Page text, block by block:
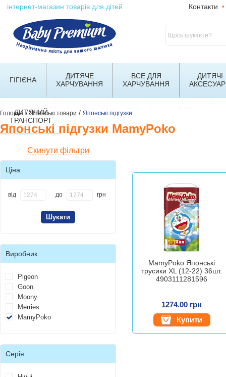
інтернет-магазин товарів для дітей Контакти •
ГІГІЄНА
ДИТЯЧЕ
ХАРЧУВАННЯ
ВСЕ ДЛЯ
ХАРЧУВАННЯ
ДИТЯЧІ
ДИТЯЧИЙ
ТРАНСПОРТ
Головна/Японські товари / Японські підгузки
Японські підгузки MamyPoko
Скинути фільтри
Ціна
від до грн
Виробник
Pigeon
Goon
Moony
Merries
MamyPoko
Серія
MamyPoko Японські
трусики XL (12-22) 36шт.
4903111281596
1274.00 грн
Купити